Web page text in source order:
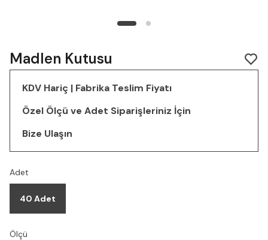
Madlen Kutusu
KDV Hariç | Fabrika Teslim Fiyatı
Özel Ölçü ve Adet Siparişleriniz İçin
Bize Ulaşın
Adet
40 Adet
Ölçü